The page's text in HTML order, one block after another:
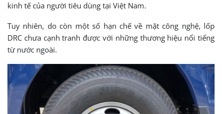
kinh tế của người tiêu dùng tại Việt Nam.
Tuy nhiên, do còn một số hạn chế về mặt công nghệ, lốp
DRC chưa cạnh tranh được với những thương hiệu nổi tiếng
từ nước ngoài.